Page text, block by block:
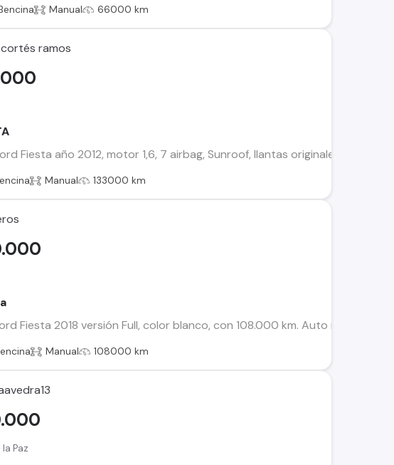
Manual 66000 km
ramos
Fiesta año 2012, motor 1,6, 7 airbag, Sunroof, llantas originales,
Manual 133000 km
Fiesta 2018 versión Full, color blanco, con 108.000 km. Auto muy
Manual 108000 km
Paz